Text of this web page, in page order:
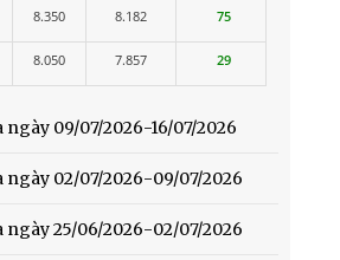
8.350 8.182 75
8.050 7.857 29
ngày 09/07/2026-16/07/2026
ngày 02/07/2026-09/07/2026
ngày 25/06/2026-02/07/2026